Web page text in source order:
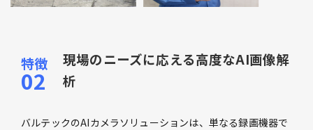
現場のニーズに応える高度なAI画像解
析
バルテックのAIカメラソリューションは、単なる録画機器で